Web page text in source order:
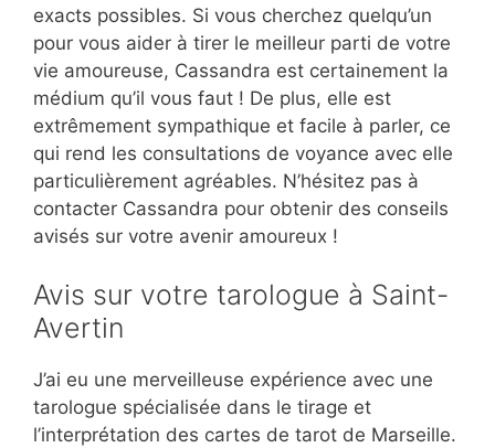
exacts possibles. Si vous cherchez quelqu’un
pour vous aider à tirer le meilleur parti de votre
vie amoureuse, Cassandra est certainement la
médium qu’il vous faut ! De plus, elle est
extrêmement sympathique et facile à parler, ce
qui rend les consultations de voyance avec elle
particulièrement agréables. N’hésitez pas à
contacter Cassandra pour obtenir des conseils
avisés sur votre avenir amoureux !
Avis sur votre tarologue à Saint-
Avertin
J’ai eu une merveilleuse expérience avec une
tarologue spécialisée dans le tirage et
l’interprétation des cartes de tarot de Marseille.